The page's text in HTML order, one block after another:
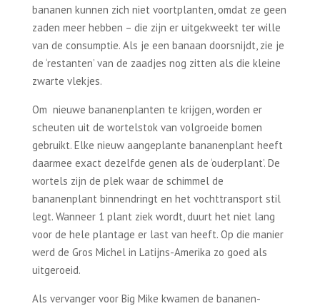
bananen kunnen zich niet voortplanten, omdat ze geen
zaden meer hebben – die zijn er uitgekweekt ter wille
van de consumptie. Als je een banaan doorsnijdt, zie je
de ‘restanten’ van de zaadjes nog zitten als die kleine
zwarte vlekjes.
Om nieuwe bananenplanten te krijgen, worden er
scheuten uit de wortelstok van volgroeide bomen
gebruikt. Elke nieuw aangeplante bananenplant heeft
daarmee exact dezelfde genen als de ‘ouderplant’. De
wortels zijn de plek waar de schimmel de
bananenplant binnendringt en het vochttransport stil
legt. Wanneer 1 plant ziek wordt, duurt het niet lang
voor de hele plantage er last van heeft. Op die manier
werd de Gros Michel in Latijns-Amerika zo goed als
uitgeroeid.
Als vervanger voor Big Mike kwamen de bananen-